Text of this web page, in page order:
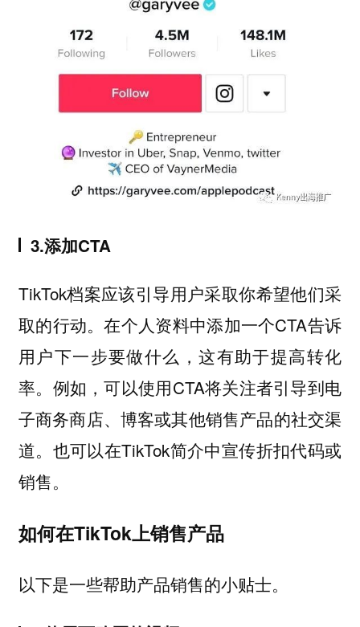
3.添加CTA
TikTok档案应该引导用户采取你希望他们采
取的行动。在个人资料中添加一个CTA告诉
用户下一步要做什么，这有助于提高转化
率。例如，可以使用CTA将关注者引导到电
子商务商店、博客或其他销售产品的社交渠
道。也可以在TikTok简介中宣传折扣代码或
销售。
如何在TikTok上销售产品
以下是一些帮助产品销售的小贴士。